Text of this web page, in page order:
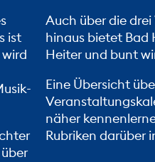
ist
Auch über die
hinaus bietet Bad
Heiter und bunt
Eine Übersicht
näher
Rubriken darüber